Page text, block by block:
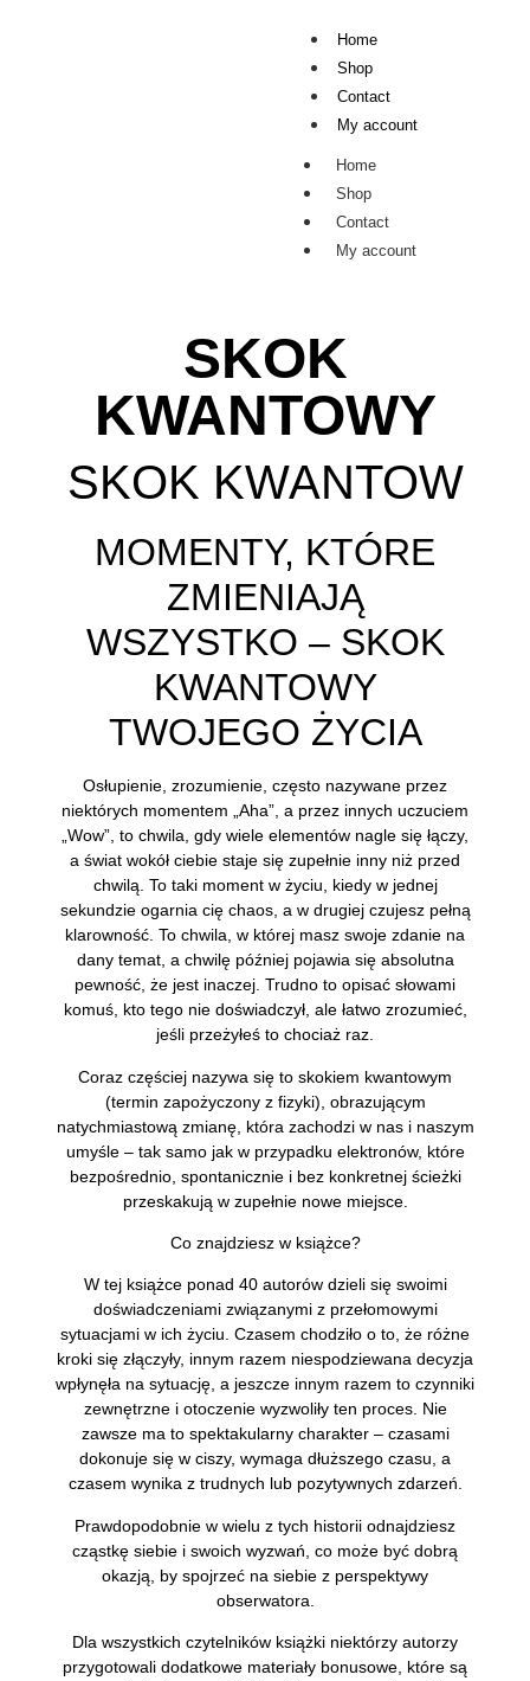
Home
Shop
Contact
My account
Home
Shop
Contact
My account
SKOK
KWANTOWY
SKOK KWANTOW
MOMENTY, KTÓRE
ZMIENIAJĄ
WSZYSTKO – SKOK
KWANTOWY
TWOJEGO ŻYCIA
Osłupienie, zrozumienie, często nazywane przez
niektórych momentem „Aha”, a przez innych uczuciem
„Wow”, to chwila, gdy wiele elementów nagle się łączy,
a świat wokół ciebie staje się zupełnie inny niż przed
chwilą. To taki moment w życiu, kiedy w jednej
sekundzie ogarnia cię chaos, a w drugiej czujesz pełną
klarowność. To chwila, w której masz swoje zdanie na
dany temat, a chwilę później pojawia się absolutna
pewność, że jest inaczej. Trudno to opisać słowami
komuś, kto tego nie doświadczył, ale łatwo zrozumieć,
jeśli przeżyłeś to chociaż raz.
Coraz częściej nazywa się to skokiem kwantowym
(termin zapożyczony z fizyki), obrazującym
natychmiastową zmianę, która zachodzi w nas i naszym
umyśle – tak samo jak w przypadku elektronów, które
bezpośrednio, spontanicznie i bez konkretnej ścieżki
przeskakują w zupełnie nowe miejsce.
Co znajdziesz w książce?
W tej książce ponad 40 autorów dzieli się swoimi
doświadczeniami związanymi z przełomowymi
sytuacjami w ich życiu. Czasem chodziło o to, że różne
kroki się złączyły, innym razem niespodziewana decyzja
wpłynęła na sytuację, a jeszcze innym razem to czynniki
zewnętrzne i otoczenie wyzwoliły ten proces. Nie
zawsze ma to spektakularny charakter – czasami
dokonuje się w ciszy, wymaga dłuższego czasu, a
czasem wynika z trudnych lub pozytywnych zdarzeń.
Prawdopodobnie w wielu z tych historii odnajdziesz
cząstkę siebie i swoich wyzwań, co może być dobrą
okazją, by spojrzeć na siebie z perspektywy
obserwatora.
Dla wszystkich czytelników książki niektórzy autorzy
przygotowali dodatkowe materiały bonusowe, które są